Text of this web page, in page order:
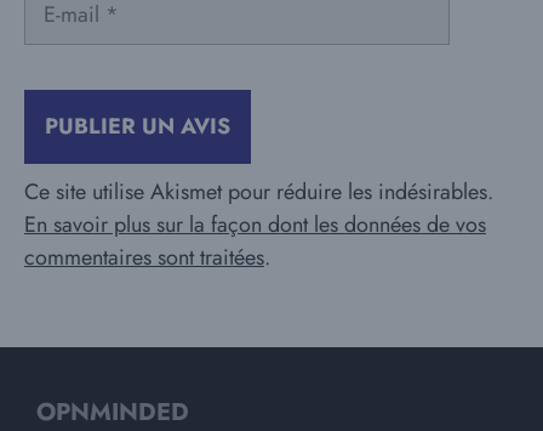
mail
Ce site utilise Akismet pour réduire les indésirables.
En savoir plus sur la façon dont les données de vos
commentaires sont traitées.
OPNMINDED